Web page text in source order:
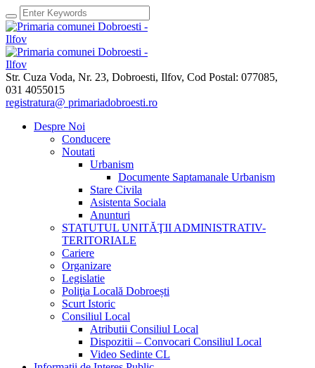
Str. Cuza Voda, Nr. 23, Dobroesti, Ilfov, Cod Postal: 077085,
031 4055015
registratura@ primariadobroesti.ro
Despre Noi
Conducere
Noutati
Urbanism
Documente Saptamanale Urbanism
Stare Civila
Asistenta Sociala
Anunturi
STATUTUL UNITĂŢII ADMINISTRATIV-
TERITORIALE
Cariere
Organizare
Legislatie
Poliţia Locală Dobroești
Scurt Istoric
Consiliul Local
Atributii Consiliul Local
Dispozitii – Convocari Consiliul Local
Video Sedinte CL